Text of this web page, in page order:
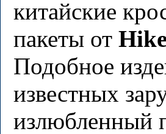
китайские
пакеты от
Подобное
известных
излюбленный